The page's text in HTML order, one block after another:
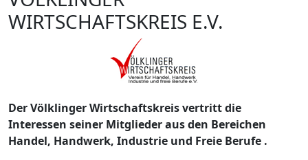
WIRTSCHAFTSKREIS E.V.
Der Völklinger Wirtschaftskreis vertritt die
Interessen seiner Mitglieder aus den Bereichen
Handel, Handwerk, Industrie und Freie Berufe .